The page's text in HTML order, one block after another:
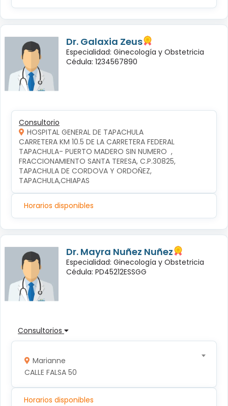
Dr. Galaxia Zeus
Especialidad: Ginecología y Obstetricia
Cédula: 1234567890
Consultorio
HOSPITAL GENERAL DE TAPACHULA
CARRETERA KM 10.5 DE LA CARRETERA FEDERAL
TAPACHULA- PUERTO MADERO SIN NUMERO  ,
FRACCIONAMIENTO SANTA TERESA, C.P.30825,
TAPACHULA DE CORDOVA Y ORDOÑEZ,
TAPACHULA,CHIAPAS
Horarios disponibles
Dr. Mayra Nuñez Nuñez
Especialidad: Ginecología y Obstetricia
Cédula: PD45212ESSGG
Consultorios
Marianne
CALLE FALSA 50
Horarios disponibles